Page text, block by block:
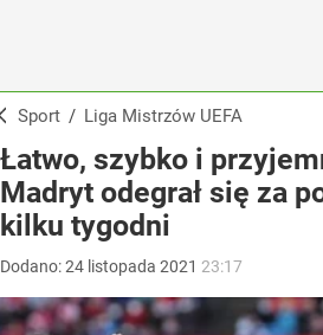
Sport / Liga Mistrzów UEFA
Łatwo, szybko i
Madryt odegrał się za
kilku tygodni
Dodano:24 listopada 2021 23:17